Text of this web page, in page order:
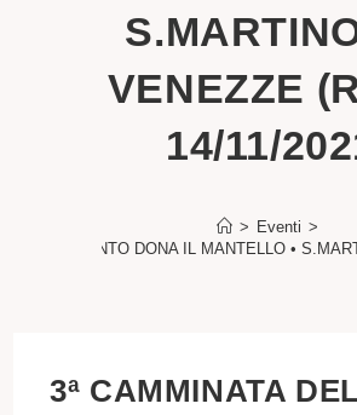
VENEZZE
14/11/
> Eventi >
DEL SANTO DONA IL MANTELLO •
3ª CAMMINATA